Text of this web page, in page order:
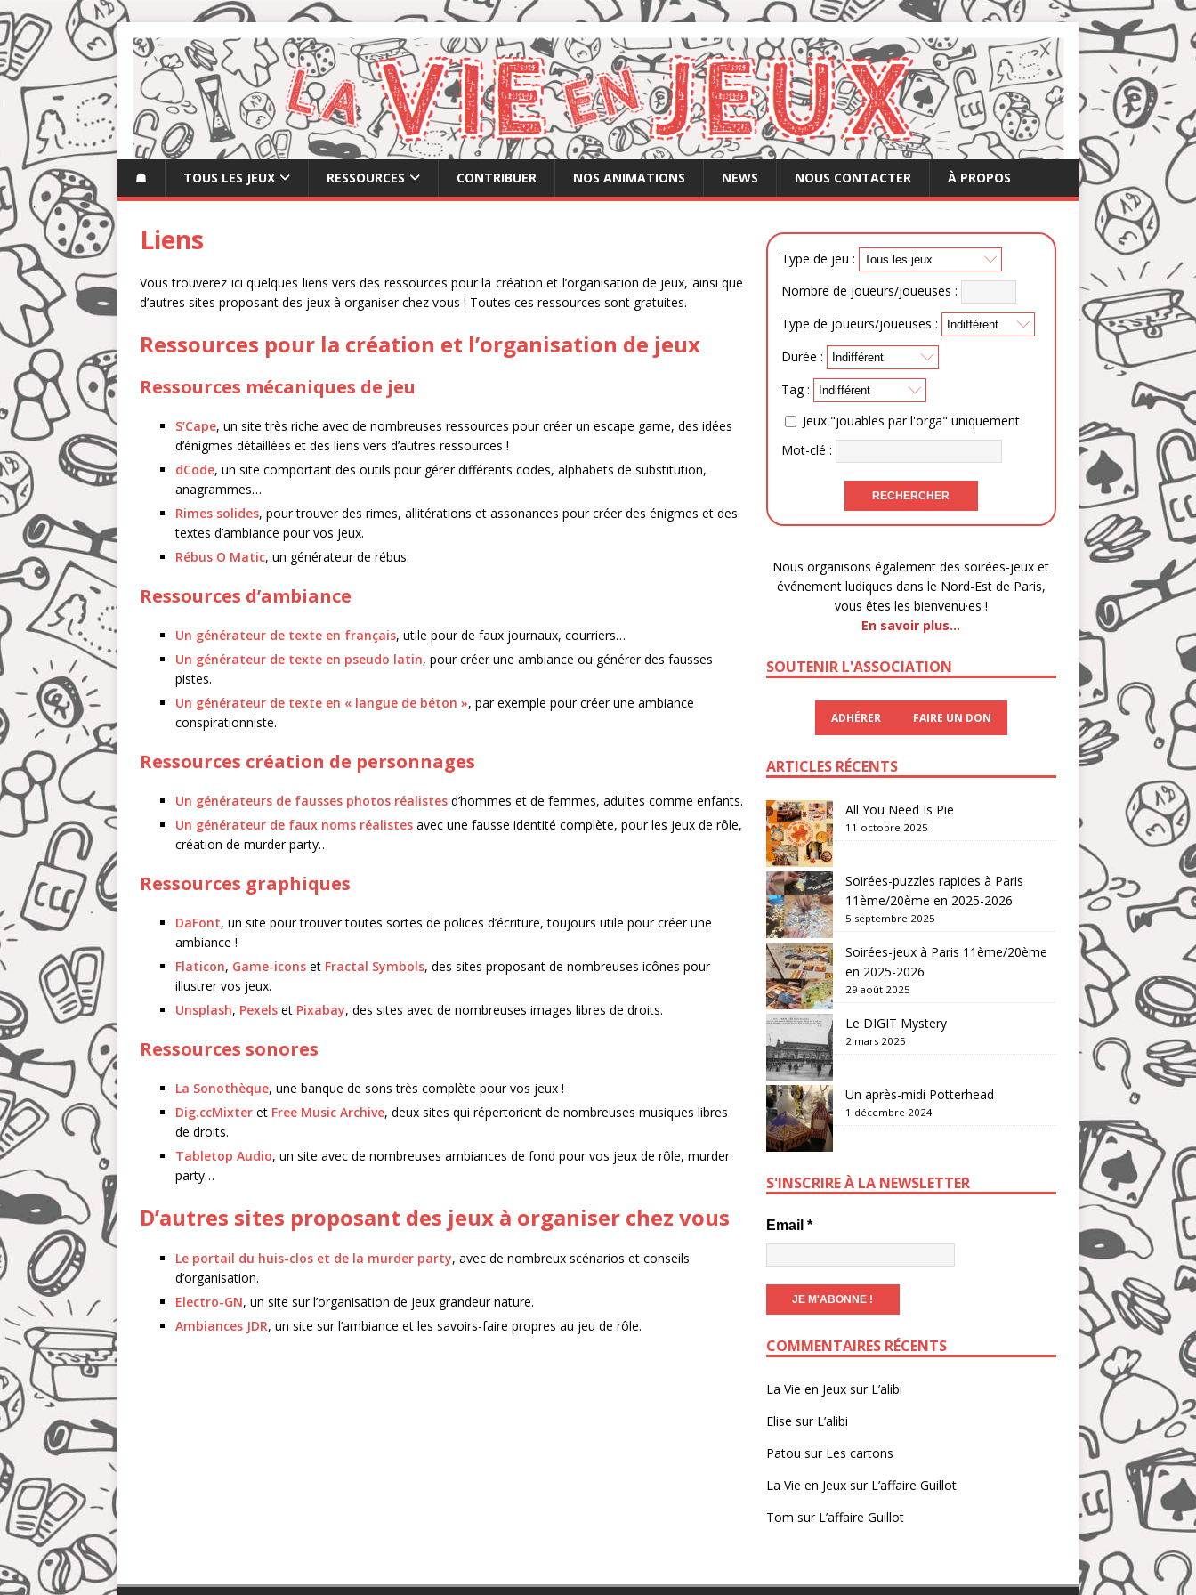
☗ TOUS LES JEUX RESSOURCES CONTRIBUER NOS ANIMATIONS NEWS NOUS CONTACTER À PROPOS
Liens
Vous trouverez ici quelques liens vers des ressources pour la création et l’organisation de jeux, ainsi que
d’autres sites proposant des jeux à organiser chez vous ! Toutes ces ressources sont gratuites.
Ressources pour la création et l’organisation de jeux
Ressources mécaniques de jeu
S’Cape, un site très riche avec de nombreuses ressources pour créer un escape game, des idées
d’énigmes détaillées et des liens vers d’autres ressources !
dCode, un site comportant des outils pour gérer différents codes, alphabets de substitution,
anagrammes…
Rimes solides, pour trouver des rimes, allitérations et assonances pour créer des énigmes et des
textes d’ambiance pour vos jeux.
Rébus O Matic, un générateur de rébus.
Ressources d’ambiance
Un générateur de texte en français, utile pour de faux journaux, courriers…
Un générateur de texte en pseudo latin, pour créer une ambiance ou générer des fausses
pistes.
Un générateur de texte en « langue de béton », par exemple pour créer une ambiance
conspirationniste.
Ressources création de personnages
Un générateurs de fausses photos réalistes d’hommes et de femmes, adultes comme enfants.
Un générateur de faux noms réalistes avec une fausse identité complète, pour les jeux de rôle,
création de murder party…
Ressources graphiques
DaFont, un site pour trouver toutes sortes de polices d’écriture, toujours utile pour créer une
ambiance !
Flaticon, Game-icons et Fractal Symbols, des sites proposant de nombreuses icônes pour
illustrer vos jeux.
Unsplash, Pexels et Pixabay, des sites avec de nombreuses images libres de droits.
Ressources sonores
La Sonothèque, une banque de sons très complète pour vos jeux !
Dig.ccMixter et Free Music Archive, deux sites qui répertorient de nombreuses musiques libres
de droits.
Tabletop Audio, un site avec de nombreuses ambiances de fond pour vos jeux de rôle, murder
party…
D’autres sites proposant des jeux à organiser chez vous
Le portail du huis-clos et de la murder party, avec de nombreux scénarios et conseils
d’organisation.
Electro-GN, un site sur l’organisation de jeux grandeur nature.
Ambiances JDR, un site sur l’ambiance et les savoirs-faire propres au jeu de rôle.
Type de jeu :
Nombre de joueurs/joueuses :
Type de joueurs/joueuses :
Durée :
Tag :
Jeux "jouables par l'orga" uniquement
Mot-clé :
Nous organisons également des soirées-jeux et
événement ludiques dans le Nord-Est de Paris,
vous êtes les bienvenu·es !
En savoir plus…
SOUTENIR L'ASSOCIATION
ADHÉRER FAIRE UN DON
ARTICLES RÉCENTS
All You Need Is Pie
11 octobre 2025
Soirées-puzzles rapides à Paris
11ème/20ème en 2025-2026
5 septembre 2025
Soirées-jeux à Paris 11ème/20ème
en 2025-2026
29 août 2025
Le DIGIT Mystery
2 mars 2025
Un après-midi Potterhead
1 décembre 2024
S'INSCRIRE À LA NEWSLETTER
Email *
COMMENTAIRES RÉCENTS
La Vie en Jeuxsur L’alibi
Elise sur L’alibi
Patou sur Les cartons
La Vie en Jeuxsur L’affaire Guillot
Tom sur L’affaire Guillot